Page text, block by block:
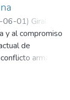
06-01) Giraldo
Andrés;
;Toro Valencia,
A.;
y al compromiso
de
armado
del